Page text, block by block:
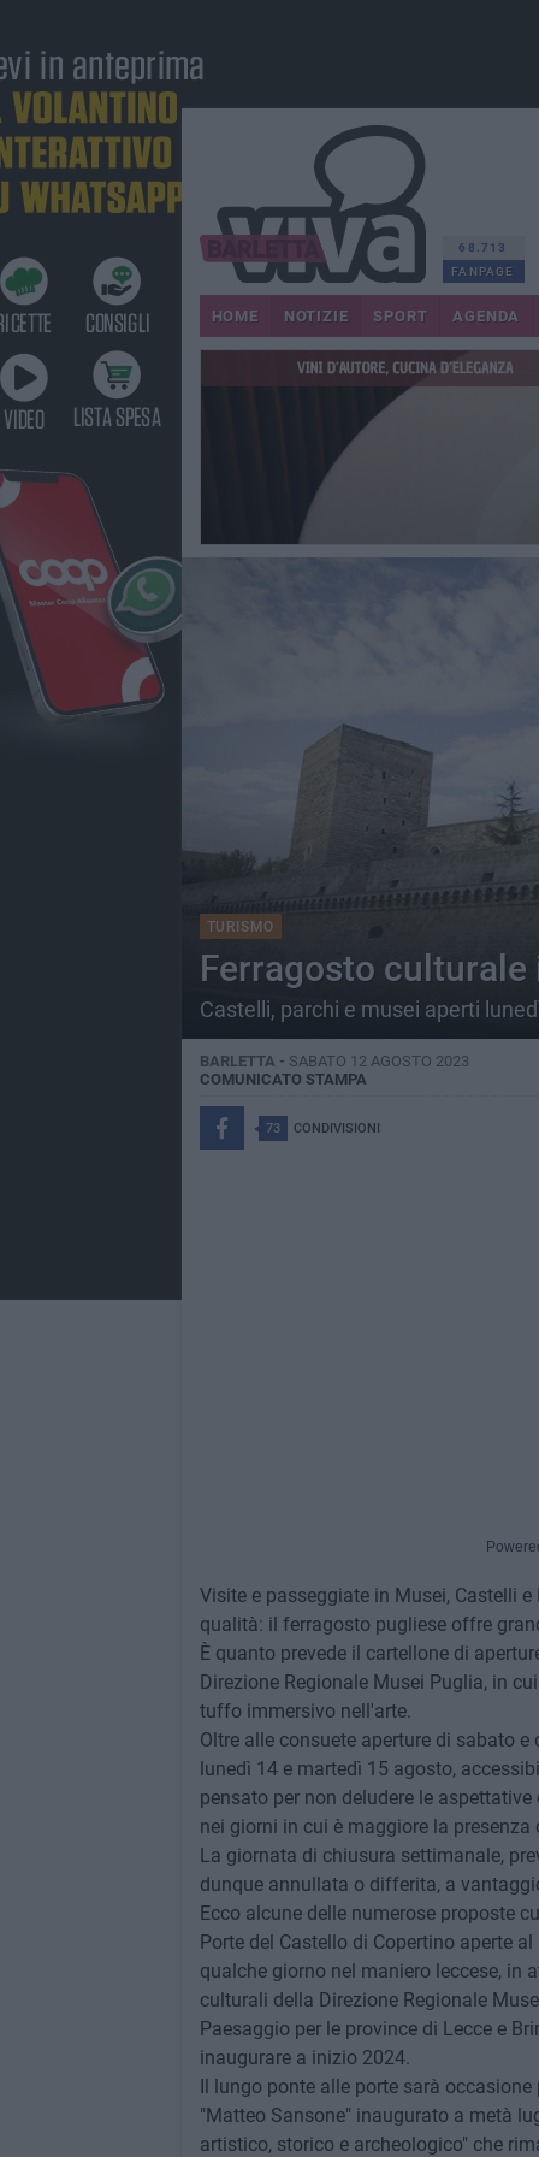
68.713
FANPAGE
HOME NOTIZIE SPORT AGENDA
TURISMO
Ferragosto
Castelli, parchi e musei aperti
BARLETTA - SABATO 12 AGOSTO 2023
COMUNICATO STAMPA
73 CONDIVISIONI
Visite e passeggiate in Musei, Castelli
qualità: il ferragosto pugliese offre
È quanto prevede il cartellone di
Direzione Regionale Musei Puglia, in
tuffo immersivo nell'arte.
Oltre alle consuete aperture di sabato
lunedì 14 e martedì 15 agosto,
pensato per non deludere le
nei giorni in cui è maggiore la
La giornata di chiusura settimanale,
dunque annullata o differita, a
Ecco alcune delle numerose proposte
Porte del Castello di Copertino aperte
qualche giorno nel maniero leccese, in
culturali della Direzione Regionale
Paesaggio per le province di Lecce e
inaugurare a inizio 2024.
Il lungo ponte alle porte sarà
"Matteo Sansone" inaugurato a metà
artistico, storico e archeologico" che